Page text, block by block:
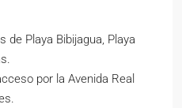
de Playa Bibijagua, Playa
por la Avenida Real